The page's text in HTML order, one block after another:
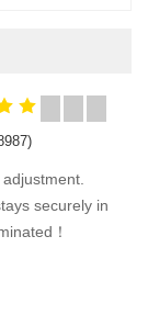
securely in
！